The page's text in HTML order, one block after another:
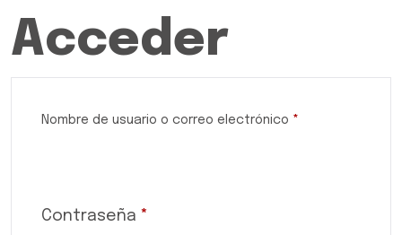
Acceder
Nombre de usuario o correo electrónico *
Contraseña *